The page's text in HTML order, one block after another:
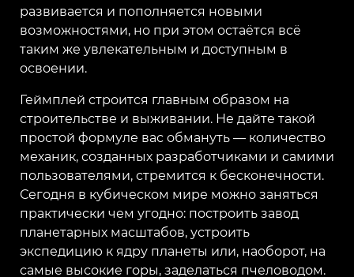
развивается и пополняется новыми
возможностями, но при этом остаётся всё
таким же увлекательным и доступным в
освоении.
Геймплей строится главным образом на
строительстве и выживании. Не дайте такой
простой формуле вас обмануть — количество
механик, созданных разработчиками и самими
пользователями, стремится к бесконечности.
Сегодня в кубическом мире можно заняться
практически чем угодно: построить завод
планетарных масштабов, устроить
экспедицию к ядру планеты или, наоборот, на
самые высокие горы, заделаться пчеловодом.